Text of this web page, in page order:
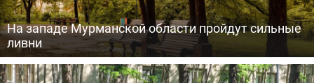
На западе Мурманской области пройдут сильные
ливни